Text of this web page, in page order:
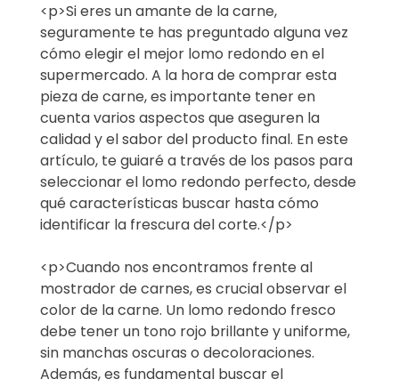
<p>Si eres un amante de la carne,
seguramente te has preguntado alguna vez
cómo elegir el mejor lomo redondo en el
supermercado. A la hora de comprar esta
pieza de carne, es importante tener en
cuenta varios aspectos que aseguren la
calidad y el sabor del producto final. En este
artículo, te guiaré a través de los pasos para
seleccionar el lomo redondo perfecto, desde
qué características buscar hasta cómo
identificar la frescura del corte.</p>
<p>Cuando nos encontramos frente al
mostrador de carnes, es crucial observar el
color de la carne. Un lomo redondo fresco
debe tener un tono rojo brillante y uniforme,
sin manchas oscuras o decoloraciones.
Además, es fundamental buscar el